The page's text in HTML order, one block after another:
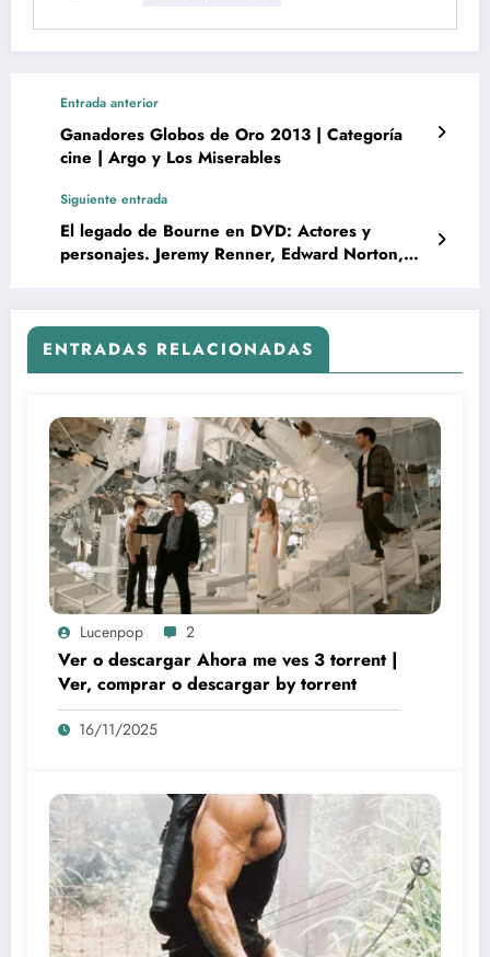
Entrada anterior
Ganadores Globos de Oro 2013 | Categoría
cine | Argo y Los Miserables
Siguiente entrada
El legado de Bourne en DVD: Actores y
personajes. Jeremy Renner, Edward Norton,
ENTRADAS RELACIONADAS
Lucenpop 2
Ver o descargar Ahora me ves 3 torrent |
Ver, comprar o descargar by torrent
16/11/2025